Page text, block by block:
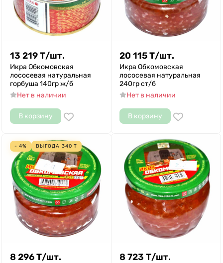
13 219Т/шт.
Икра Обкомовская
лососевая натуральная
горбуша 140гр ж/б
Нет в наличии
В корзину
20 115Т/шт.
Икра Обкомовская
лососевая натуральная
240гр ст/б
Нет в наличии
В корзину
- 4% ВЫГОДА 340 Т
8 296Т/шт. 8 723 Т/шт.